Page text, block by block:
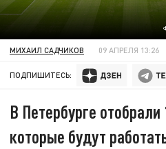
МИХАИЛ САДЧИКОВ 09 АПРЕЛЯ 13:26
ПОДПИШИТЕСЬ:
В Петербурге
которые будут